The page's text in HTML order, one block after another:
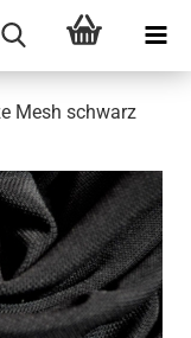
Mesh schwarz